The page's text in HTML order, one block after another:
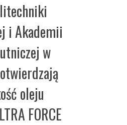
i Akademii
w
oleju
FORCE